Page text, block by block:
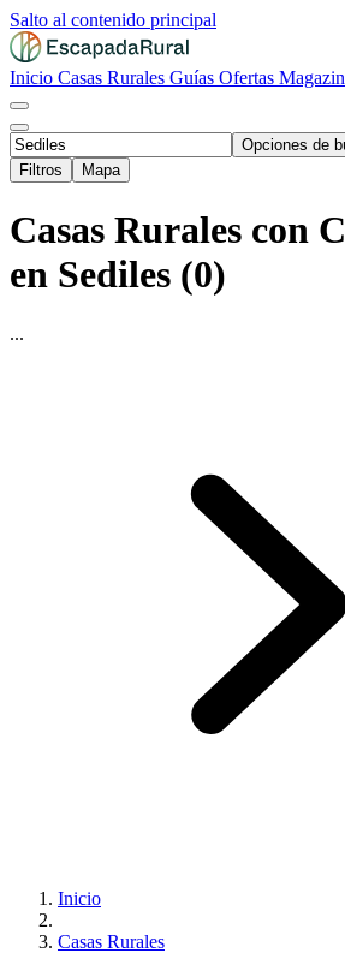
Salto al contenido principal
Inicio Casas Rurales Guías Ofertas
Opciones de
Filtros
Mapa
Casas Rurales con
en Sediles (0)
...
Inicio
Casas Rurales